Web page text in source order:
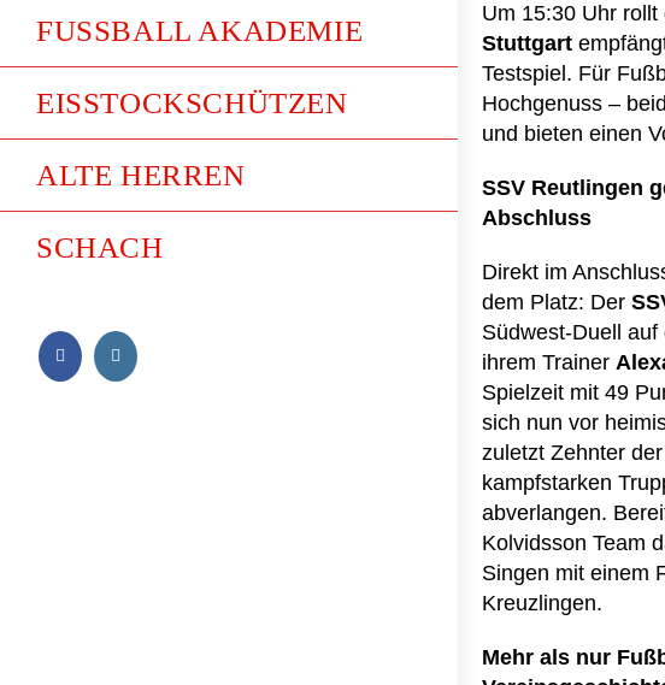
FUSSBALL AKADEMIE
EISSTOCKSCHÜTZEN
ALTE HERREN
SCHACH
Um 15:30 Uhr
Stuttgart
Testspiel. Für
Hochgenuss –
und bieten einen
SSV Reutlingen
Abschluss
Direkt im
dem Platz: Der
Südwest-Duell auf
ihrem Trainer
Spielzeit mit 49
sich nun vor
zuletzt Zehnter
kampfstarken
abverlangen.
Kolvidsson Team
Singen mit einem
Kreuzlingen.
Mehr als nur